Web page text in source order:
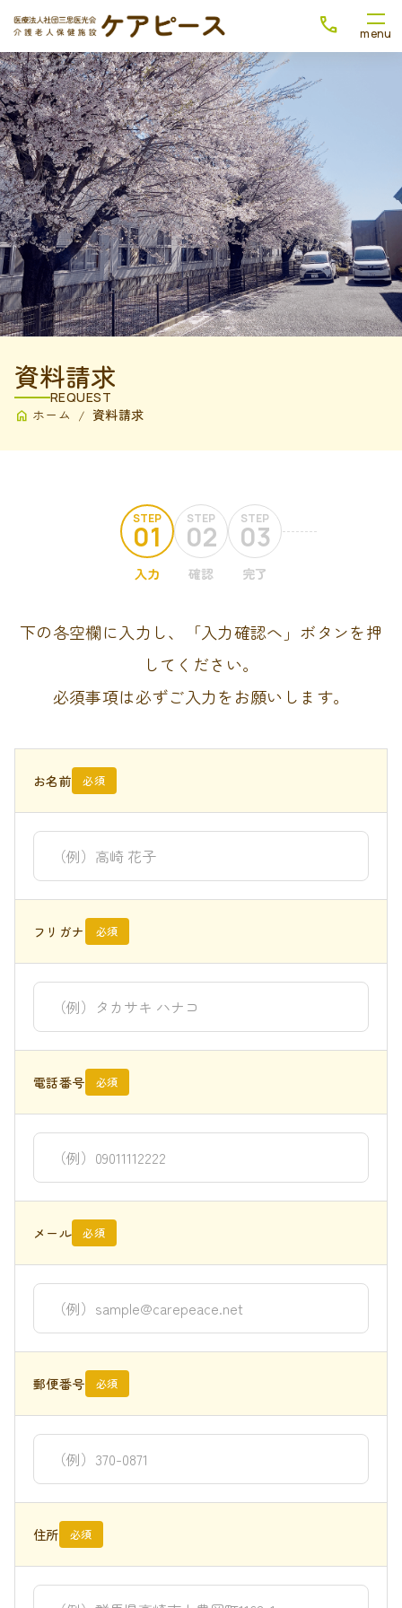
資料請求
REQUEST
ホーム 資料請求
STEP
01
入力
STEP
02
確認
STEP
03
完了
下の各空欄に入力し、「入力確認へ」ボタンを押
してください。
必須事項は必ずご入力をお願いします。
お名前 必須
フリガナ 必須
電話番号 必須
メール 必須
郵便番号 必須
住所 必須